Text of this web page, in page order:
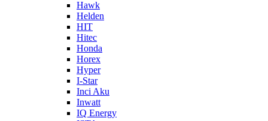
Hawk
Helden
HIT
Hitec
Honda
Horex
Hyper
I-Star
Inci Aku
Inwatt
IQ Energy